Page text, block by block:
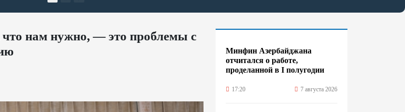
нам нужно, — это проблемы с
Минфин Азербайджана
отчитался о работе,
проделанной в I полугодии
17:20 7 августа 2026